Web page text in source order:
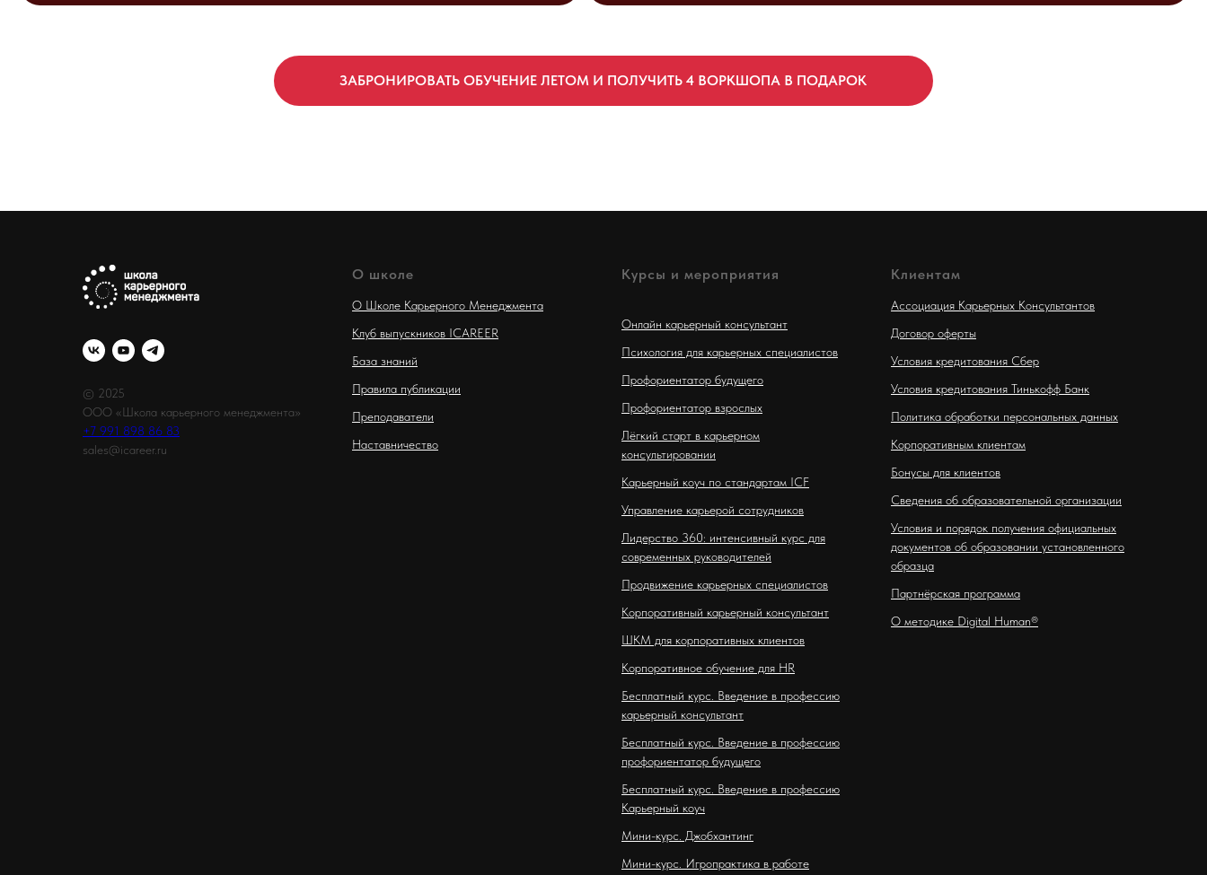
© 2025
ООО «Школа карьерного менеджмента»
+7 991 898 86 83
sales@icareer.ru
О школе
О Школе Карьерного Менеджмента
Клуб выпускников ICAREER
База знаний
Правила публикации
Преподаватели
Наставничество
Курсы и мероприятия
Онлайн карьерный консультант
Психология для карьерных специалистов
Профориентатор будущего
Профориентатор взрослых
Лёгкий старт в карьерном
консультировании
Карьерный коуч по стандартам ICF
Управление карьерой сотрудников
Лидерство 360: интенсивный курс для
современных руководителей
Продвижение карьерных специалистов
Корпоративный карьерный консультант
ШКМ для корпоративных клиентов
Корпоративное обучение для HR
Бесплатный курс. Введение в профессию
карьерный консультант
Бесплатный курс. Введение в профессию
профориентатор будущего
Бесплатный курс. Введение в профессию
Карьерный коуч
Мини-курс. Джобхантинг
Мини-курс. Игропрактика в работе
Клиентам
Ассоциация Карьерных Консультантов
Договор оферты
Условия кредитования Сбер
Условия кредитования Тинькофф Банк
Политика обработки персональных данных
Корпоративным клиентам
Бонусы для клиентов
Сведения об образовательной организации
Условия и порядок получения официальных
документов об образовании установленного
образца
Партнёрская программа
О методике Digital Human®